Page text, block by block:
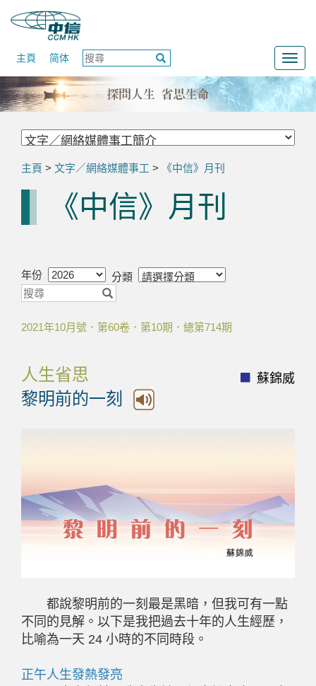
主頁 简体
主頁 > 文字／網絡媒體事工 > 《中信》月刊
《中信》月刊
年份 分類
2021年10月號．第60卷．第10期．總第714期
人生省思
黎明前的一刻
蘇錦威
都說黎明前的一刻最是黑暗，但我可有一點
不同的見解。以下是我把過去十年的人生經歷，
比喻為一天 24 小時的不同時段。
正午人生發熱發亮